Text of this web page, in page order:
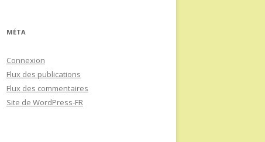
MÉTA
Connexion
Flux des publications
Flux des commentaires
Site de WordPress-FR